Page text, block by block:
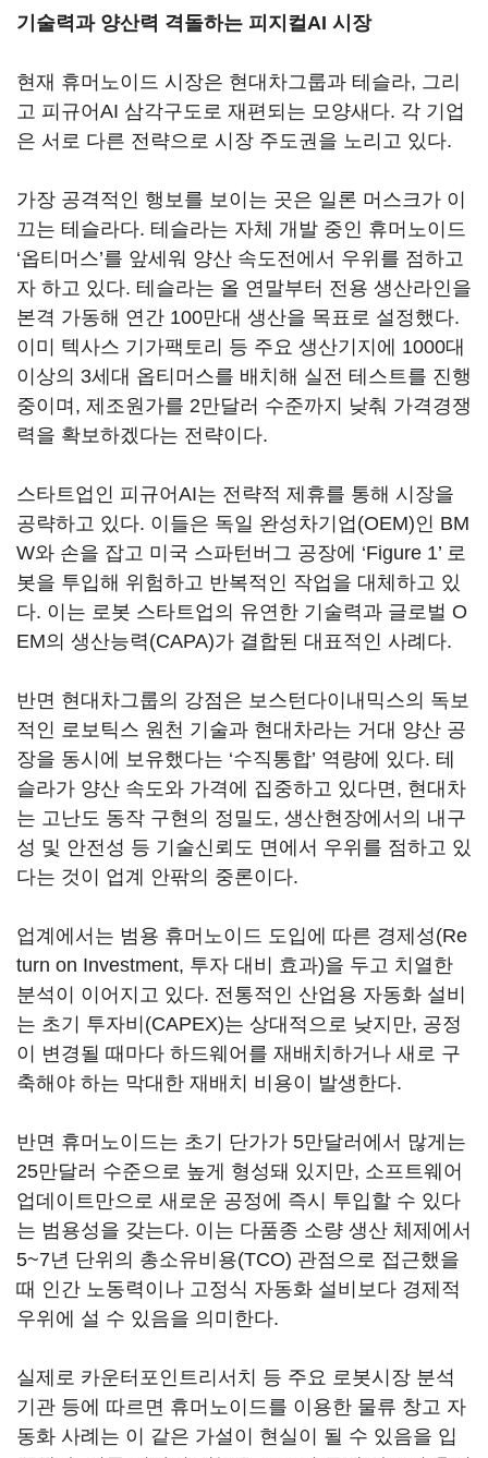
기술력과 양산력 격돌하는 피지컬AI 시장
현재 휴머노이드 시장은 현대차그룹과 테슬라, 그리
고 피규어AI 삼각구도로 재편되는 모양새다. 각 기업
은 서로 다른 전략으로 시장 주도권을 노리고 있다.
가장 공격적인 행보를 보이는 곳은 일론 머스크가 이
끄는 테슬라다. 테슬라는 자체 개발 중인 휴머노이드
‘옵티머스’를 앞세워 양산 속도전에서 우위를 점하고
자 하고 있다. 테슬라는 올 연말부터 전용 생산라인을
본격 가동해 연간 100만대 생산을 목표로 설정했다.
이미 텍사스 기가팩토리 등 주요 생산기지에 1000대
이상의 3세대 옵티머스를 배치해 실전 테스트를 진행
중이며, 제조원가를 2만달러 수준까지 낮춰 가격경쟁
력을 확보하겠다는 전략이다.
스타트업인 피규어AI는 전략적 제휴를 통해 시장을
공략하고 있다. 이들은 독일 완성차기업(OEM)인 BM
W와 손을 잡고 미국 스파턴버그 공장에 ‘Figure 1’ 로
봇을 투입해 위험하고 반복적인 작업을 대체하고 있
다. 이는 로봇 스타트업의 유연한 기술력과 글로벌 O
EM의 생산능력(CAPA)가 결합된 대표적인 사례다.
반면 현대차그룹의 강점은 보스턴다이내믹스의 독보
적인 로보틱스 원천 기술과 현대차라는 거대 양산 공
장을 동시에 보유했다는 ‘수직통합’ 역량에 있다. 테
슬라가 양산 속도와 가격에 집중하고 있다면, 현대차
는 고난도 동작 구현의 정밀도, 생산현장에서의 내구
성 및 안전성 등 기술신뢰도 면에서 우위를 점하고 있
다는 것이 업계 안팎의 중론이다.
업계에서는 범용 휴머노이드 도입에 따른 경제성(Re
turn on Investment, 투자 대비 효과)을 두고 치열한
분석이 이어지고 있다. 전통적인 산업용 자동화 설비
는 초기 투자비(CAPEX)는 상대적으로 낮지만, 공정
이 변경될 때마다 하드웨어를 재배치하거나 새로 구
축해야 하는 막대한 재배치 비용이 발생한다.
반면 휴머노이드는 초기 단가가 5만달러에서 많게는
25만달러 수준으로 높게 형성돼 있지만, 소프트웨어
업데이트만으로 새로운 공정에 즉시 투입할 수 있다
는 범용성을 갖는다. 이는 다품종 소량 생산 체제에서
5~7년 단위의 총소유비용(TCO) 관점으로 접근했을
때 인간 노동력이나 고정식 자동화 설비보다 경제적
우위에 설 수 있음을 의미한다.
실제로 카운터포인트리서치 등 주요 로봇시장 분석
기관 등에 따르면 휴머노이드를 이용한 물류 창고 자
동화 사례는 이 같은 가설이 현실이 될 수 있음을 입